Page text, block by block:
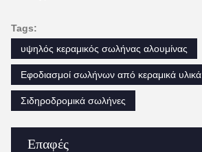
Επαφές
Tags:
υψηλός κεραμικός σωλήνας αλουμίνας
Εφοδιασμοί σωλήνων από κεραμικά υλικά
Σιδηροδρομικά σωλήνες